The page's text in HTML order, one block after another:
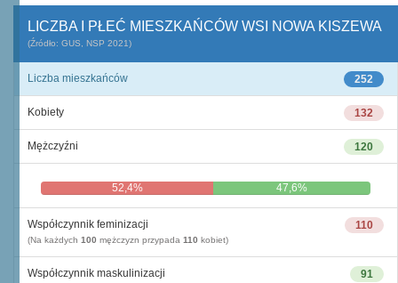
LICZBA I PŁEĆ MIESZKAŃCÓW WSI NOWA KISZEWA
(Źródło: GUS, NSP 2021)
252
Liczba mieszkańców
132
Kobiety
120
Mężczyźni
52,4% 47,6%
110
Współczynnik feminizacji
(Na każdych 100 mężczyzn przypada 110 kobiet)
91
Współczynnik maskulinizacji